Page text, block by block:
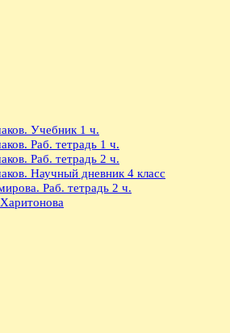
Учебник 1 ч.
Раб. тетрадь 1 ч.
Раб. тетрадь 2 ч.
Научный дневник 4 класс
Раб. тетрадь 2 ч.